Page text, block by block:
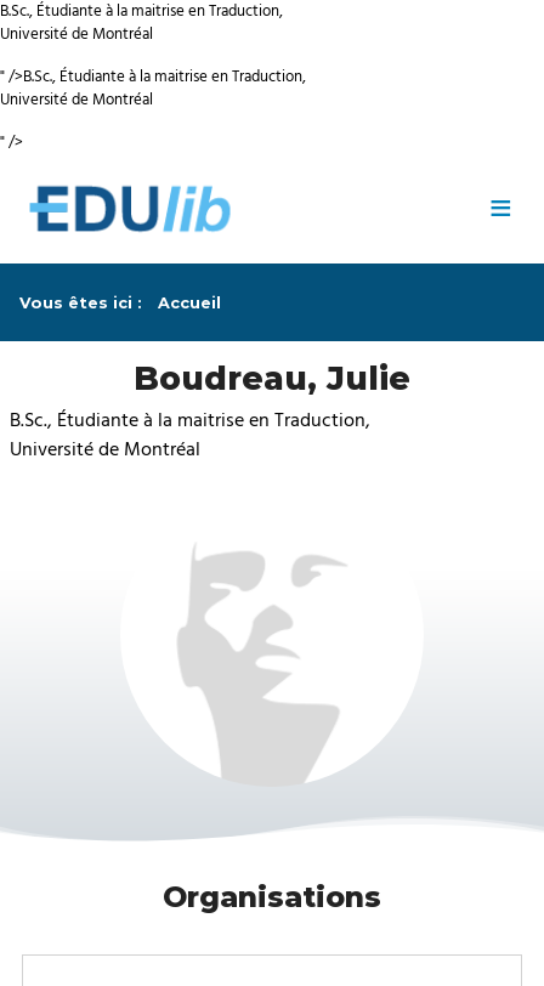
B.Sc., Étudiante à la maitrise en Traduction,
Université de Montréal
" />B.Sc., Étudiante à la maitrise en Traduction,
Université de Montréal
" />
≡
Vous êtes ici : Accueil
Boudreau, Julie
B.Sc., Étudiante à la maitrise en Traduction,
Université de Montréal
Organisations